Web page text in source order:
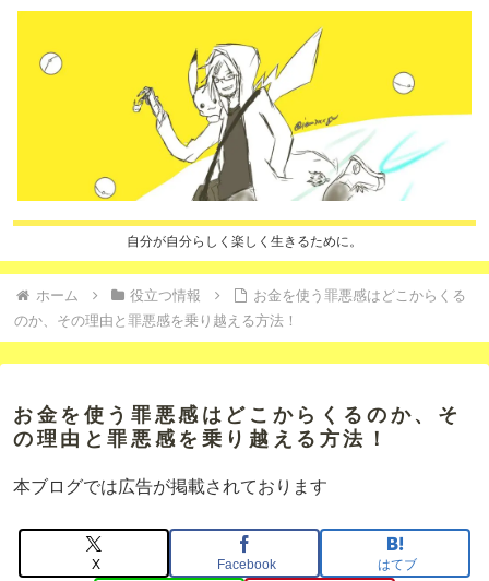
自分が自分らしく楽しく生きるために。
ホーム 役立つ情報
お金を使う罪悪感はどこからくる
のか、その理由と罪悪感を乗り越える方法！
お金を使う罪悪感はどこからくるのか、そ
の理由と罪悪感を乗り越える方法！
本ブログでは広告が掲載されております
X Facebook はてブ